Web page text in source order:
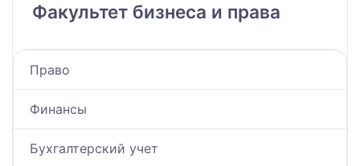
Факультет бизнеса и права
Право
Финансы
Бухгалтерский учет